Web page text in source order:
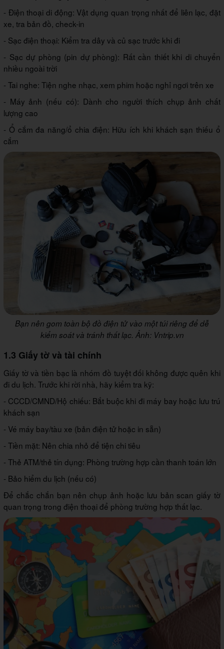
- Điện thoại di động: Vật dụng quan trọng nhất để liên lạc, đặt
xe, tra bản đồ, check-in
- Sạc điện thoại: Kiểm tra dây và củ sạc trước khi đi
- Sạc dự phòng (pin dự phòng): Rất cần thiết khi di chuyển
nhiều ngoài trời
- Tai nghe: Tiện nghe nhạc, xem phim hoặc nghỉ ngơi trên xe
- Máy ảnh (nếu có): Dành cho người thích chụp ảnh chất
lượng cao
- Ổ cắm đa năng/ổ chia điện: Hữu ích khi khách sạn thiếu ổ
cắm
Bạn nên gom toàn bộ đồ điện tử vào một túi riêng để dễ
kiểm soát và tránh thất lạc. Ảnh: Vntrip.vn
1.3 Giấy tờ và tài chính
Giấy tờ và tiền bạc là nhóm đồ tuyệt đối không được quên khi
đi du lịch. Trước khi rời nhà, hãy kiểm tra kỹ:
- CCCD/CMND/Hộ chiếu: Bắt buộc khi đi máy bay hoặc lưu trú
khách sạn
- Vé máy bay/tàu xe (bản điện tử hoặc in sẵn)
- Tiền mặt: Nên chia nhỏ để tiện chi tiêu
- Thẻ ATM/thẻ tín dụng: Phòng trường hợp cần thanh toán lớn
- Bảo hiểm du lịch (nếu có)
Để chắc chắn bạn nên chụp ảnh hoặc lưu bản scan giấy tờ
quan trọng trong điện thoại để phòng trường hợp thất lạc.